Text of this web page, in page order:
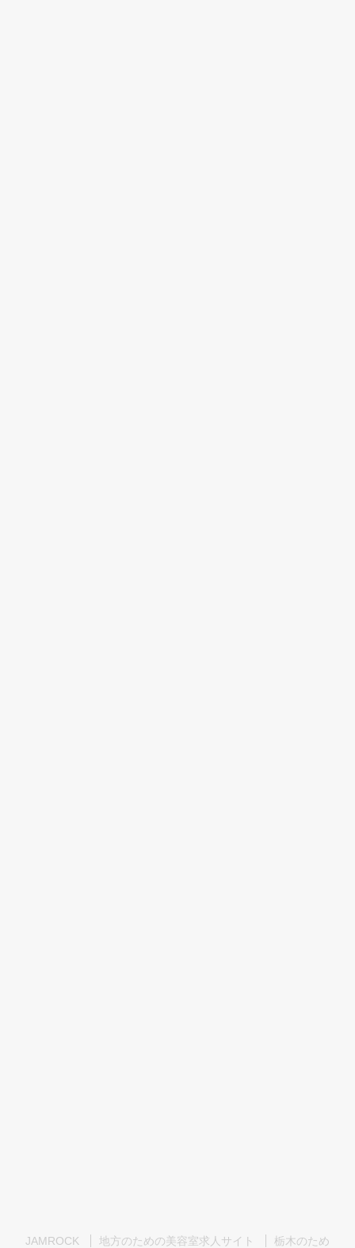
JAMROCK 地方のための美容室求人サイト 栃木のため